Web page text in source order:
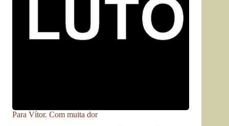
Para Vítor. Com muita dor